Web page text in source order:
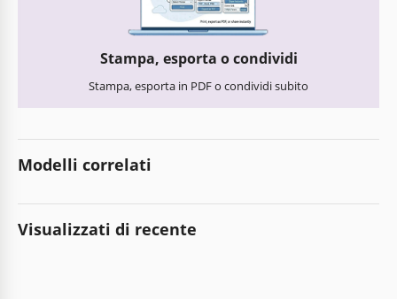
Stampa, esporta o condividi
Stampa, esporta in PDF o condividi subito
Modelli correlati
Visualizzati di recente